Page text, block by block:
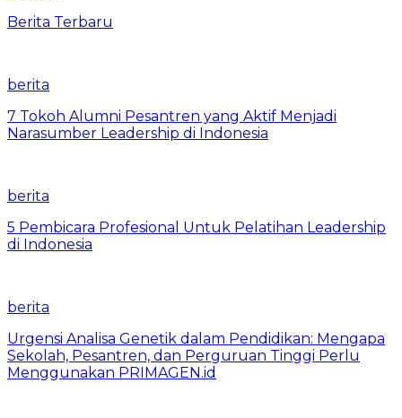
Berita Terbaru
berita
7 Tokoh Alumni Pesantren yang Aktif Menjadi
Narasumber Leadership di Indonesia
berita
5 Pembicara Profesional Untuk Pelatihan Leadership
di Indonesia
berita
Urgensi Analisa Genetik dalam Pendidikan: Mengapa
Sekolah, Pesantren, dan Perguruan Tinggi Perlu
Menggunakan PRIMAGEN.id